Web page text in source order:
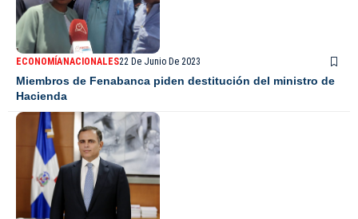
ECONOMÍANACIONALES22 De Junio De 2023
Miembros de Fenabanca piden destitución del ministro de
Hacienda